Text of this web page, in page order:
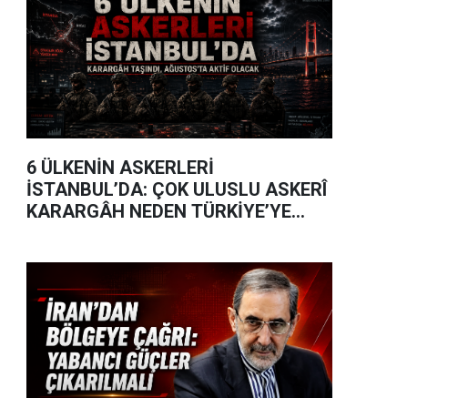
6 ÜLKENİN ASKERLERİ
İSTANBUL’DA: ÇOK ULUSLU ASKERÎ
KARARGÂH NEDEN TÜRKİYE’YE